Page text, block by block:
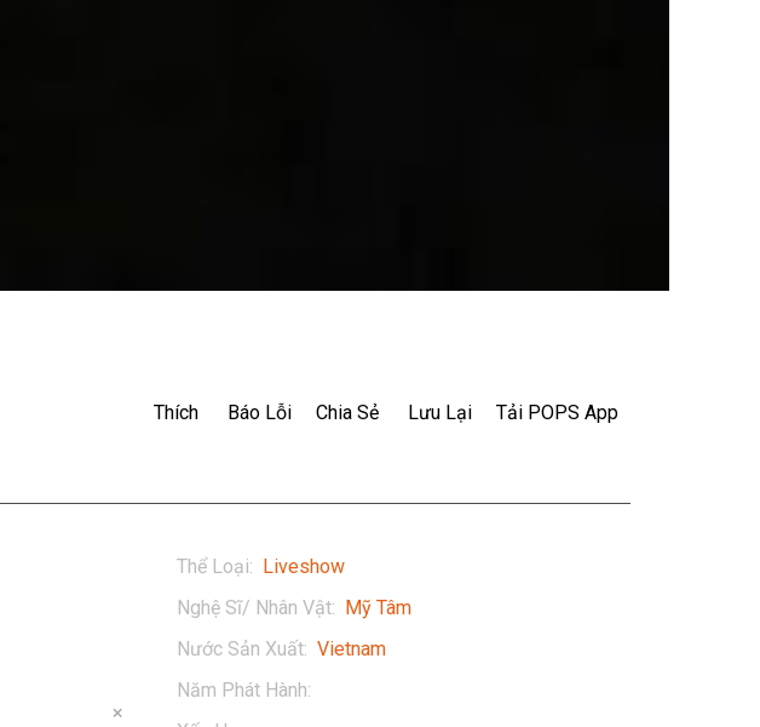
Thích Báo Lỗi Chia Sẻ Lưu Lại Tải POPS App
Thể Loại: Liveshow
Nghệ Sĩ/ Nhân Vật: Mỹ Tâm
Nước Sản Xuất: Vietnam
Năm Phát Hành: